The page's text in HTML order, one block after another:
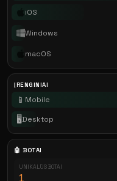
iOS
Windows
macOS
ĮRENGINIAI
📱 Mobile
🖥️Desktop
🤖 BOTAI
UNIKALŪS BOTAI